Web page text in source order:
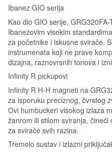
Ibanez GIO serija
Kao dio GIO serije,
Ibanezovim visokim
za početnike i iskusne svirače.
instrumenata koji ne prave
dizajna, raznovrsnih tonova i
Infinity R pickupovi
Infinity R H-H magneti na
za isporuku preciznog, čvrstog
Ovi humbuckeri visokog izlaza
žanrom ili stilom sviranja,
za svirače svih razina.
Tremolo sustav i izlazni